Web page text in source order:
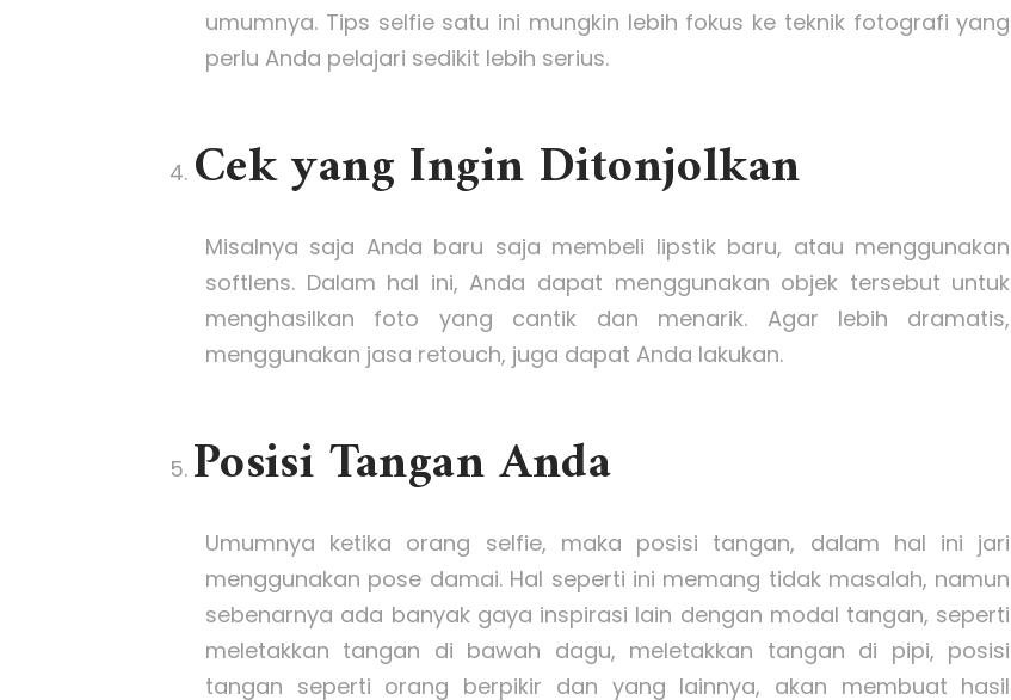
umumnya. Tips selfie satu ini mungkin lebih fokus ke teknik fotografi yang
perlu Anda pelajari sedikit lebih serius.
Cek yang Ingin Ditonjolkan
Misalnya saja Anda baru saja membeli lipstik baru, atau menggunakan
softlens. Dalam hal ini, Anda dapat menggunakan objek tersebut untuk
menghasilkan foto yang cantik dan menarik. Agar lebih dramatis,
menggunakan jasa retouch, juga dapat Anda lakukan.
Posisi Tangan Anda
Umumnya ketika orang selfie, maka posisi tangan, dalam hal ini jari
menggunakan pose damai. Hal seperti ini memang tidak masalah, namun
sebenarnya ada banyak gaya inspirasi lain dengan modal tangan, seperti
meletakkan tangan di bawah dagu, meletakkan tangan di pipi, posisi
tangan seperti orang berpikir dan yang lainnya, akan membuat hasil